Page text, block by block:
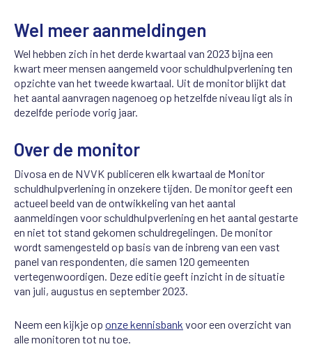
Wel meer aanmeldingen
Wel hebben zich in het derde kwartaal van 2023 bijna een
kwart meer mensen aangemeld voor schuldhulpverlening ten
opzichte van het tweede kwartaal. Uit de monitor blijkt dat
het aantal aanvragen nagenoeg op hetzelfde niveau ligt als in
dezelfde periode vorig jaar.
Over de monitor
Divosa en de NVVK publiceren elk kwartaal de Monitor
schuldhulpverlening in onzekere tijden. De monitor geeft een
actueel beeld van de ontwikkeling van het aantal
aanmeldingen voor schuldhulpverlening en het aantal gestarte
en niet tot stand gekomen schuldregelingen. De monitor
wordt samengesteld op basis van de inbreng van een vast
panel van respondenten, die samen 120 gemeenten
vertegenwoordigen. Deze editie geeft inzicht in de situatie
van juli, augustus en september 2023.
Neem een kijkje op onze kennisbank voor een overzicht van
alle monitoren tot nu toe.